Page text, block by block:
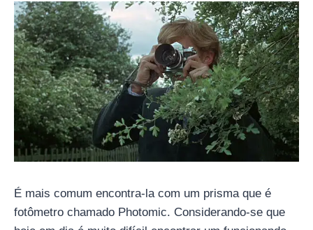
É mais comum encontra-la com um prisma que é
fotômetro chamado Photomic. Considerando-se que